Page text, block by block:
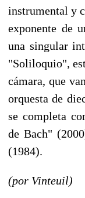
instrumental y
exponente de
una singular
"Soliloquio",
cámara, que
orquesta de
se completa
de Bach"
(1984).
(por Vinteuil)